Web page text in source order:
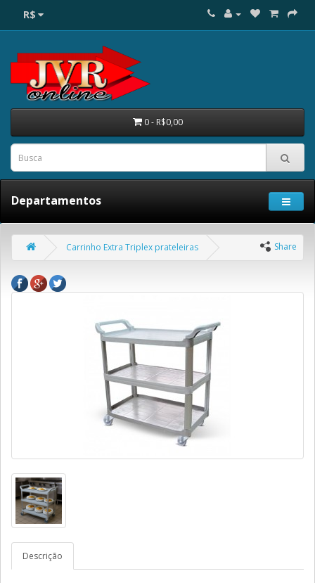
R$
0 - R$0,00
Departamentos
Share
Carrinho Extra Triplex prateleiras
Descrição